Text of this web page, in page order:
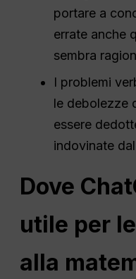
portare a
errate anche
sembra
I problemi
le debolezze
essere
indovinate
Dove
utile per
alla